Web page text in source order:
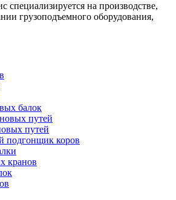
на производстве,
грузоподъемного оборудования,
балок
путей
путей
подгонщик коров
кранов